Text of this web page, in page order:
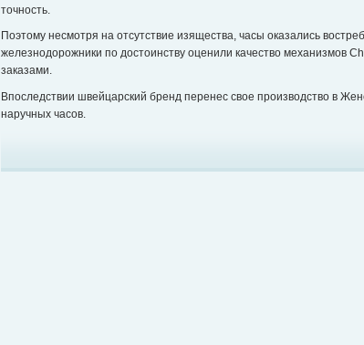
точность.
Поэтому несмотря на отсутствие изящества, часы оказались
железнодорожники по достоинству оценили качество механизмов
заказами.
Впоследствии швейцарский бренд перенес свое производство в
наручных часов.